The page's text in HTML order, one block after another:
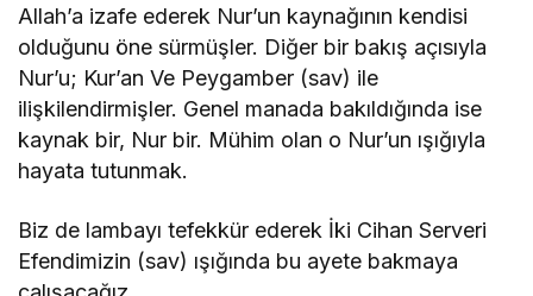
Allah’a izafe ederek Nur’un kaynağının kendisi
olduğunu öne sürmüşler. Diğer bir bakış açısıyla
Nur’u; Kur’an Ve Peygamber (sav) ile
ilişkilendirmişler. Genel manada bakıldığında ise
kaynak bir, Nur bir. Mühim olan o Nur’un ışığıyla
hayata tutunmak.
Biz de lambayı tefekkür ederek İki Cihan Serveri
Efendimizin (sav) ışığında bu ayete bakmaya